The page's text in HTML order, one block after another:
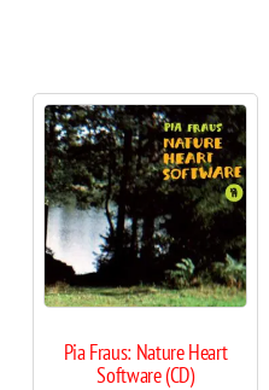
Pia Fraus: Nature Heart
Software (CD)